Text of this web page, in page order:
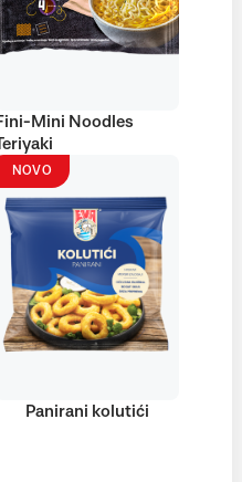
Mini Noodles
NOVO
Panirani kolutići